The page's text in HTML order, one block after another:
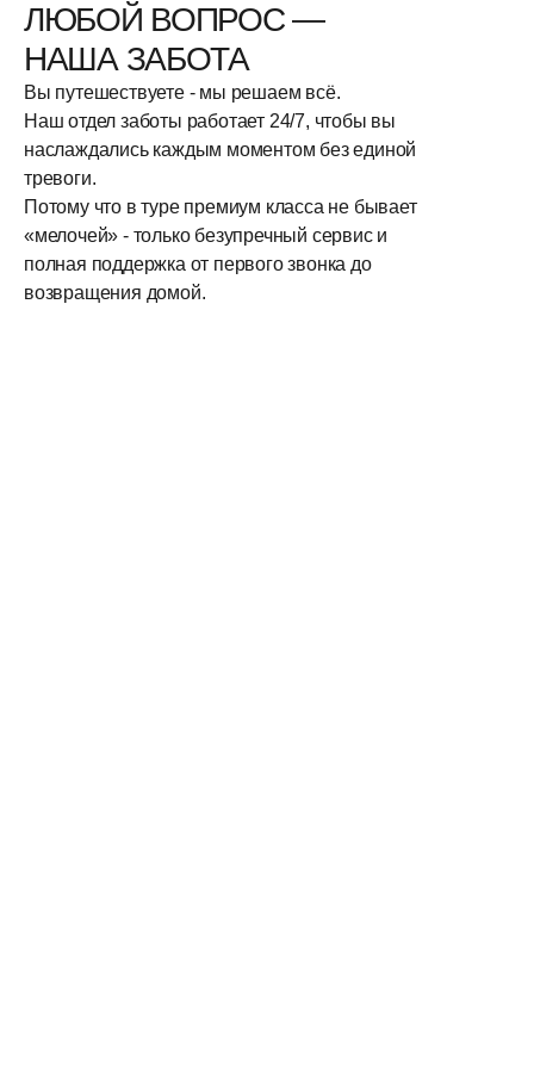
ЛЮБОЙ ВОПРОС —
НАША ЗАБОТА
Вы путешествуете - мы решаем всё.
Наш отдел заботы работает 24/7, чтобы вы
наслаждались каждым моментом без единой
тревоги.
Потому что в туре премиум класса не бывает
«мелочей» - только безупречный сервис и
полная поддержка от первого звонка до
возвращения домой.